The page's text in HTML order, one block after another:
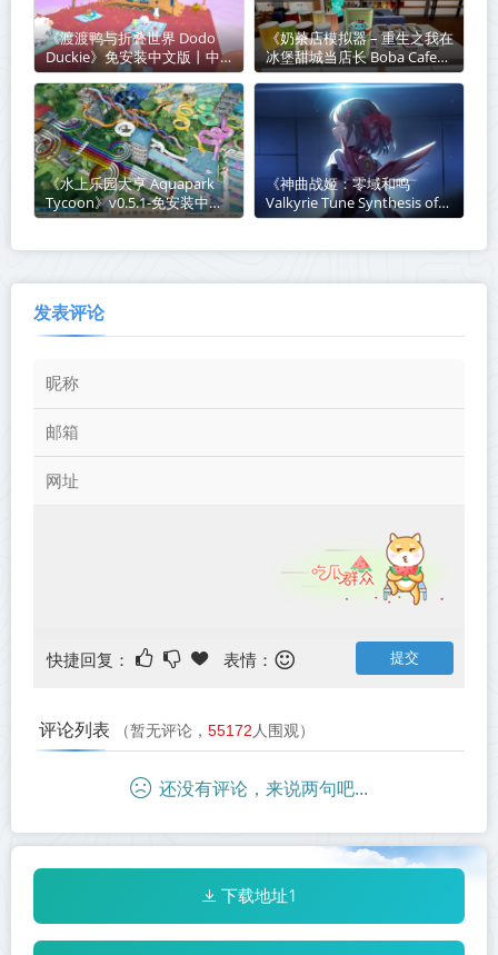
《渡渡鸭与折叠世界 Dodo
Duckie》免安装中文版丨中
文版网盘下载
《奶茶店模拟器 – 重生之我在
冰堡甜城当店长 Boba Cafe
Simulator》v1.034-免安装中
文版丨中文版网盘下载
《水上乐园大亨 Aquapark
Tycoon》v0.5.1-免安装中文
版丨中文版网盘下载
《神曲战姬：零域和鸣
Valkyrie Tune Synthesis of
Souls》Build.23850624-免安
发表评论
快捷回复： 表情：
评论列表 （暂无评论， 55172人围观）
还没有评论，来说两句吧...
下载地址1